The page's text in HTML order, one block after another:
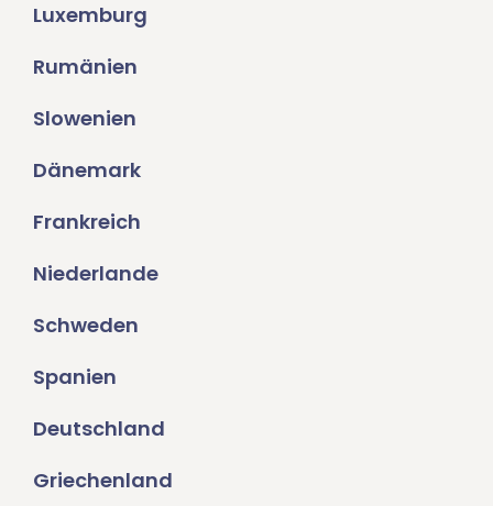
Luxemburg
Rumänien
Slowenien
Dänemark
Frankreich
Niederlande
Schweden
Spanien
Deutschland
Griechenland